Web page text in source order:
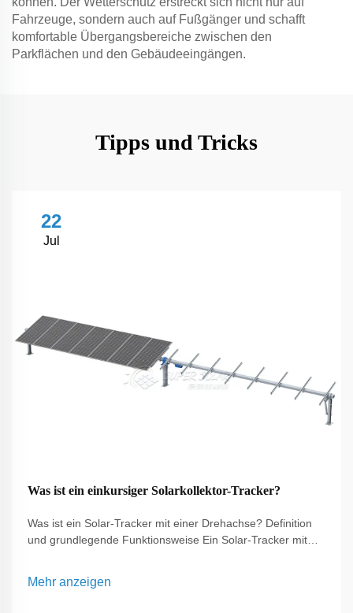
Fahrzeuge, sondern auch auf Fußgänger und schafft
komfortable Übergangsbereiche zwischen den
Parkflächen und den Gebäudeeingängen.
Tipps und Tricks
22
Jul
Was ist ein einkursiger Solarkollektor-Tracker?
Was ist ein Solar-Tracker mit einer Drehachse? Definition
und grundlegende Funktionsweise Ein Solar-Tracker mit
zu steigern, indem er die Solarpaneele entsprechend der
Mehr anzeigen